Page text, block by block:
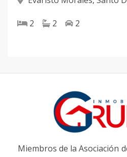
2 2 2
Miembros de la Asociación